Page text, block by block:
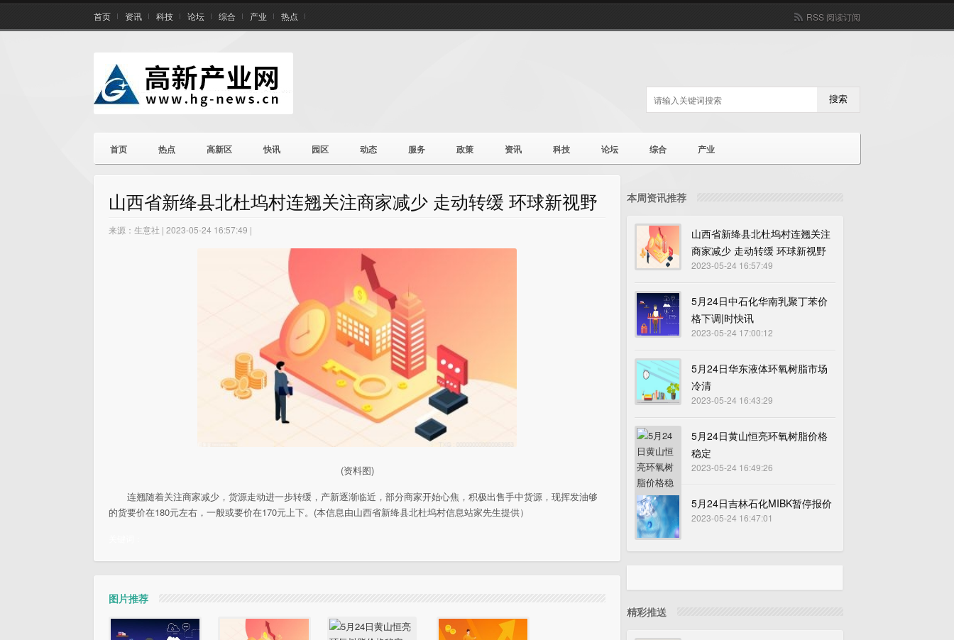
首页 资讯 科技 论坛 综合 产业 热点 RSS 阅读订阅
搜索
首页 热点 高新区 快讯 园区 动态 服务 政策 资讯 科技 论坛 综合 产业
山西省新绛县北杜坞村连翘关注商家减少 走动转缓 环球新视野
来源：生意社 | 2023-05-24 16:57:49 |
(资料图)
连翘随着关注商家减少，货源走动进一步转缓，产新逐渐临近，部分商家开始心焦，积极出售手中货源，现挥发油够
的货要价在180元左右，一般或要价在170元上下。(本信息由山西省新绛县北杜坞村信息站家先生提供）
图片推荐
本周资讯推荐
山西省新绛县北杜坞村连翘关注
商家减少 走动转缓 环球新视野
2023-05-24 16:57:49
5月24日中石化华南乳聚丁苯价
格下调|时快讯
2023-05-24 17:00:12
5月24日华东液体环氧树脂市场
冷清
2023-05-24 16:43:29
5月24日黄山恒亮环氧树脂价格
稳定
2023-05-24 16:49:26
5月24日吉林石化MIBK暂停报价
2023-05-24 16:47:01
精彩推送